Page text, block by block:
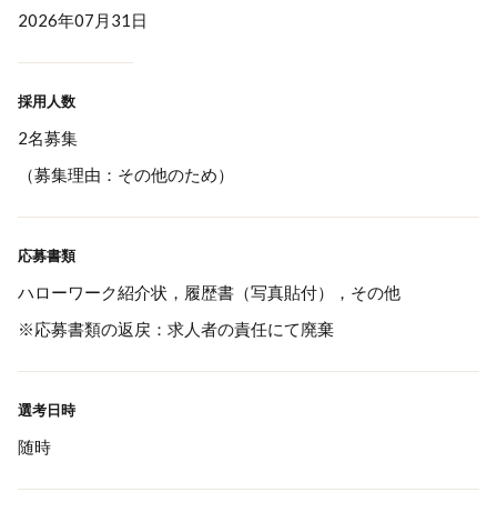
2026年07月31日
採用人数
2名募集
（募集理由：その他のため）
応募書類
ハローワーク紹介状，履歴書（写真貼付），その他
※応募書類の返戻：求人者の責任にて廃棄
選考日時
随時